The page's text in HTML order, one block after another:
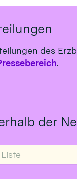
des
.
der